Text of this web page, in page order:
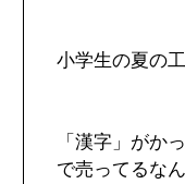
小学生の夏の
「漢字」がか
で売ってるな